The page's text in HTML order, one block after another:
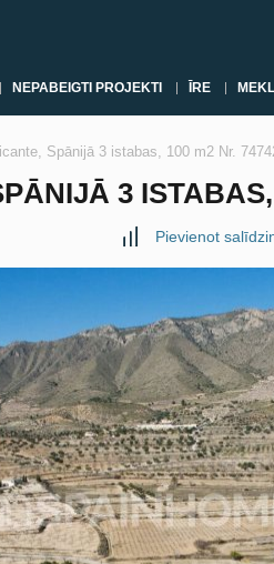
NEPABEIGTI PROJEKTI ĪRE
Spānijā 3 istabas, 100 m2 Nr.
3
Pievienot